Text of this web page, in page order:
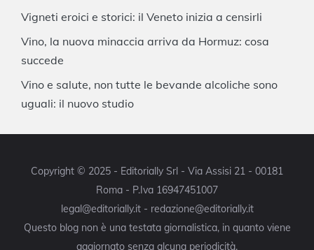
Vigneti eroici e storici: il Veneto inizia a censirli
Vino, la nuova minaccia arriva da Hormuz: cosa
succede
Vino e salute, non tutte le bevande alcoliche sono
uguali: il nuovo studio
Copyright © 2025 - Editorially Srl - Via Assisi 21 - 00181
Roma - P.Iva 16947451007
legal@editorially.it - redazione@editorially.it
Questo blog non è una testata giornalistica, in quanto viene
aggiornato senza alcuna periodicità.